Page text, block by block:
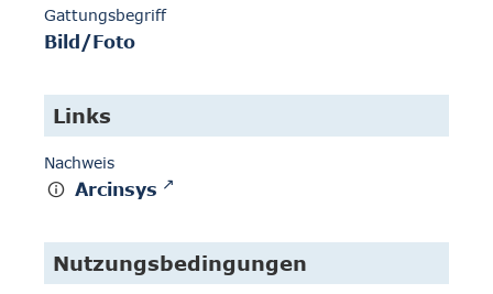
Gattungsbegriff
Bild/Foto
Links
Nachweis
Arcinsys
Nutzungsbedingungen